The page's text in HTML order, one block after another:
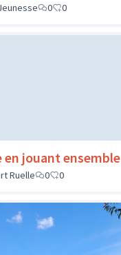
0 0
en jouant ensemble
Ruelle
0 0